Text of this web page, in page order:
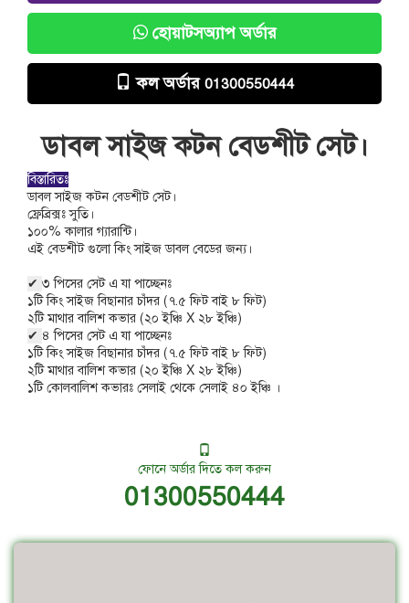
হোয়াটসঅ্যাপ অর্ডার
কল অর্ডার 01300550444
ডাবল সাইজ কটন বেডশীট সেট।
বিস্তারিতঃ
ডাবল সাইজ কটন বেডশীট সেট।
ফ্রেব্রিক্সঃ সুতি।
১০০% কালার গ্যারান্টি।
এই বেডশীট গুলো কিং সাইজ ডাবল বেডের জন্য।
✔ ৩ পিসের সেট এ যা পাচ্ছেনঃ
১টি কিং সাইজ বিছানার চাঁদর (৭.৫ ফিট বাই ৮ ফিট)
২টি মাথার বালিশ কভার (২০ ইঞ্চি X ২৮ ইঞ্চি)
✔ ৪ পিসের সেট এ যা পাচ্ছেনঃ
১টি কিং সাইজ বিছানার চাঁদর (৭.৫ ফিট বাই ৮ ফিট)
২টি মাথার বালিশ কভার (২০ ইঞ্চি X ২৮ ইঞ্চি)
১টি কোলবালিশ কভারঃ সেলাই থেকে সেলাই ৪০ ইঞ্চি ।
ফোনে অর্ডার দিতে কল করুন
01300550444